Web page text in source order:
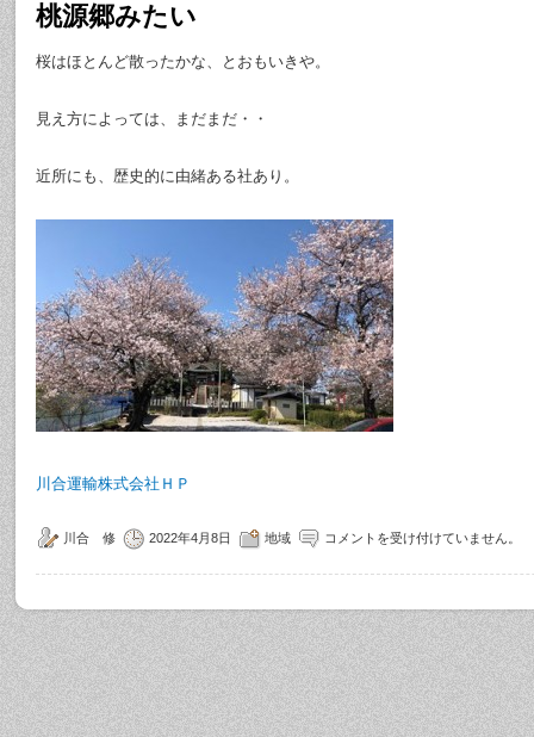
桃源郷みたい
桜はほとんど散ったかな、とおもいきや。
見え方によっては、まだまだ・・
近所にも、歴史的に由緒ある社あり。
川合運輸株式会社ＨＰ
川合 修 2022年4月8日 地域 コメントを受け付けていません。